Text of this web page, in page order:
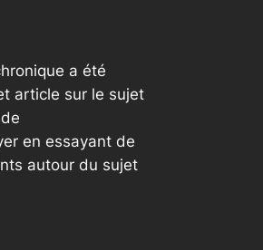
a été
article sur le sujet
en essayant de
autour du sujet